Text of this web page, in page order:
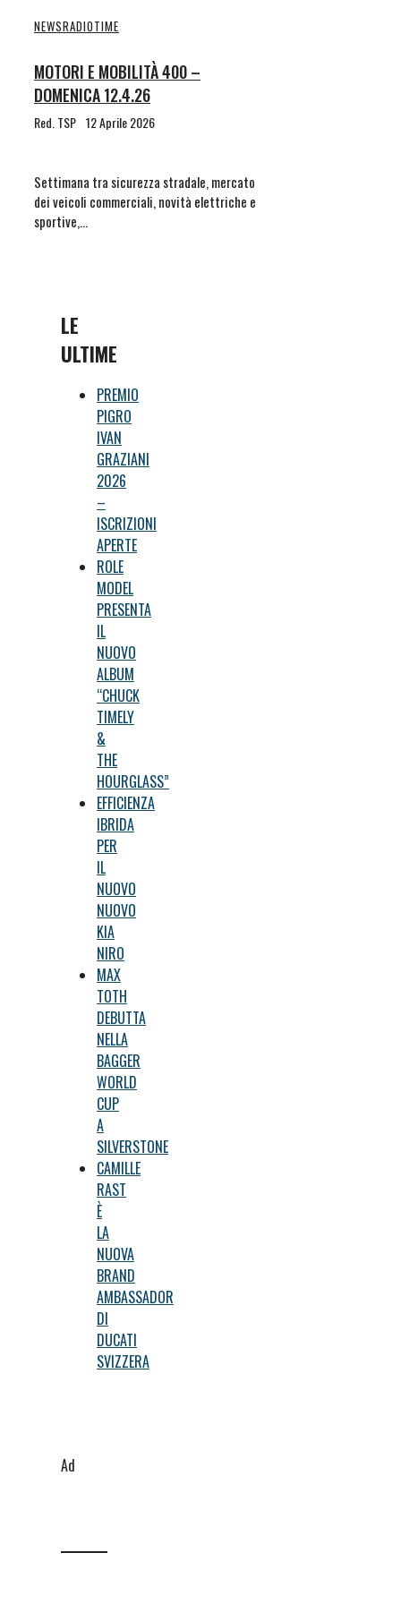
NEWSRADIOTIME
MOTORI E MOBILITÀ 400 –
DOMENICA 12.4.26
Red. TSP 12 Aprile 2026
Settimana tra sicurezza stradale, mercato
dei veicoli commerciali, novità elettriche e
sportive,…
LE
ULTIME
PREMIO
PIGRO
IVAN
GRAZIANI
2026
–
ISCRIZIONI
APERTE
ROLE
MODEL
PRESENTA
IL
NUOVO
ALBUM
“CHUCK
TIMELY
&
THE
HOURGLASS”
EFFICIENZA
IBRIDA
PER
IL
NUOVO
NUOVO
KIA
NIRO
MAX
TOTH
DEBUTTA
NELLA
BAGGER
WORLD
CUP
A
SILVERSTONE
CAMILLE
RAST
È
LA
NUOVA
BRAND
AMBASSADOR
DI
DUCATI
SVIZZERA
Ad